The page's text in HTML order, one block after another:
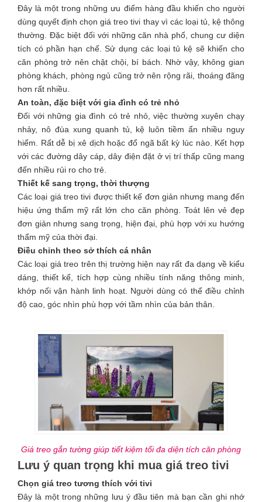
Đây là một trong những ưu điểm hàng đầu khiến cho người
dùng quyết định chọn giá treo tivi thay vì các loại tủ, kệ thông
thường. Đặc biệt đối với những căn nhà phố, chung cư diện
tích có phần hạn chế. Sử dụng các loại tủ kệ sẽ khiến cho
căn phòng trở nên chật chội, bí bách. Nhờ vậy, không gian
phòng khách, phòng ngủ cũng trở nên rộng rãi, thoáng đãng
hơn rất nhiều.
An toàn, đặc biệt với gia đình có trẻ nhỏ
Đối với những gia đình có trẻ nhỏ, việc thường xuyên chạy
nhảy, nô đùa xung quanh tủ, kệ luôn tiềm ẩn nhiều nguy
hiểm. Rất dễ bị xê dịch hoặc đổ ngã bất kỳ lúc nào. Kết hợp
với các đường dây cáp, dây điện đặt ở vị trí thấp cũng mang
đến nhiều rủi ro cho trẻ.
Thiết kế sang trọng, thời thượng
Các loại giá treo tivi được thiết kế đơn giản nhưng mang đến
hiệu ứng thẩm mỹ rất lớn cho căn phòng. Toát lên vẻ đẹp
đơn giản nhưng sang trọng, hiện đại, phù hợp với xu hướng
thẩm mỹ của thời đại.
Điều chỉnh theo sở thích cá nhân
Các loại giá treo trên thị trường hiện nay rất đa dạng về kiểu
dáng, thiết kế, tích hợp cùng nhiều tính năng thông minh,
khớp nối vận hành linh hoạt. Người dùng có thể điều chỉnh
độ cao, góc nhìn phù hợp với tầm nhìn của bản thân.
Giá treo gắn tường giúp tiết kiệm tối đa diện tích căn phòng
Lưu ý quan trọng khi mua giá treo tivi
Chọn giá treo tương thích với tivi
Đây là một trong những lưu ý đầu tiên mà bạn cần ghi nhớ